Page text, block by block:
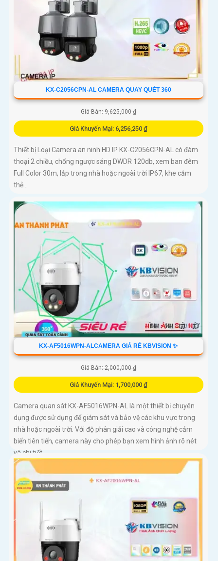
KX-C2056CPN-AL CAMERA QUAY QUÉT 360
Giá Bán: 9,625,000 ₫
Giá Khuyến Mại: 6,256,250 ₫
Thiết bị Loại Camera an ninh HD IP KX-C2056CPN-AL có đàm
thoại 2 chiều, chống ngược sáng DWDR 120db, xem ban đêm
Full Color 30m, lắp trong nhà hoặc ngoài trời IP67, khe cắm
thẻ...
KX-AF5016WPN-ALCAMERA GIÁ RẺ KBVISION ✨
Giá Bán: 2,000,000 ₫
Giá Khuyến Mại: 1,700,000 ₫
Camera quan sát KX-AF5016WPN-AL là một thiết bị chuyên
dụng được sử dụng để giám sát và bảo vệ các khu vực trong
nhà hoặc ngoài trời. Với độ phân giải cao và công nghệ cảm
biến tiên tiến, camera này cho phép bạn xem hình ảnh rõ nét
và chi tiết